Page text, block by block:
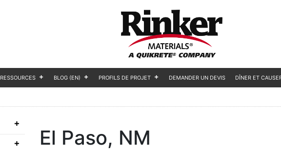
RESSOURCES BLOG (EN) PROFILS DE PROJET DEMANDER UN DEVIS DÎNER ET
El Paso, NM